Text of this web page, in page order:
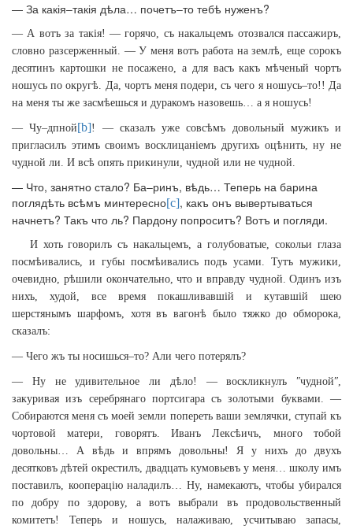
— За какія–такія дѣла… почетъ–то тебѣ нуженъ?
— А вотъ за такія! — горячо, съ накальцемъ отозвался пассажиръ,
словно разсерженный. — У меня вотъ работа на землѣ, еще сорокъ
десятинъ картошки не посажено, а для васъ какъ мѣченый чортъ
ношусь по округѣ. Да, чортъ меня подери, съ чего я ношусь–то!! Да
на меня ты же засмѣешься и дуракомъ назовешь… а я ношусь!
— Чу–дпной[b]! — сказалъ уже совсѣмъ довольный мужикъ и
пригласилъ этимъ своимъ восклицаніемъ другихъ оцѣнить, ну не
чудной ли. И всѣ опять прикинули, чудной или не чудной.
— Что, занятно стало? Ба–ринъ, вѣдь… Теперь на барина
поглядѣть всѣмъ минтересно[c], какъ онъ вывертываться
начнетъ? Такъ что ль? Пардону попроситъ? Вотъ и погляди.
И хоть говорилъ съ накальцемъ, а голубоватые, сокольи глаза
посмѣивались, и губы посмѣивались подъ усами. Тутъ мужики,
очевидно, рѣшили окончательно, что и вправду чудной. Одинъ изъ
нихъ, худой, все время покашливавшій и кутавшій шею
шерстянымъ шарфомъ, хотя въ вагонѣ было тяжко до обморока,
сказалъ:
— Чего жъ ты носишься–то? Али чего потерялъ?
— Ну не удивительное ли дѣло! — воскликнулъ ʺчуднойʺ,
закуривая изъ серебрянаго портсигара съ золотыми буквами. —
Собираются меня съ моей земли попереть ваши землячки, ступай къ
чортовой матери, говорятъ. Иванъ Лексѣичъ, много тобой
довольны… А вѣдь и впрямъ довольны! Я у нихъ до двухъ
десятковъ дѣтей окрестилъ, двадцать кумовьевъ у меня… школу имъ
поставилъ, кооперацію наладилъ… Ну, намекаютъ, чтобы убирался
по добру по здорову, а вотъ выбрали въ продовольственный
комитетъ! Теперь и ношусь, налаживаю, усчитываю запасы,